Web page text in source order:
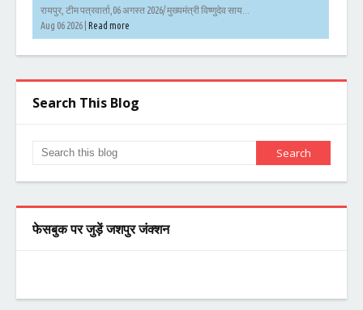
रायपुर, टीम पत्रवार्ता,06 अगस्त 2026/ मुख्यमंत्री विष्णुदेव साय...
Aug 06 2026 | Read more
Search This Blog
फेसबुक पर जुड़ें जशपुर जंक्शन